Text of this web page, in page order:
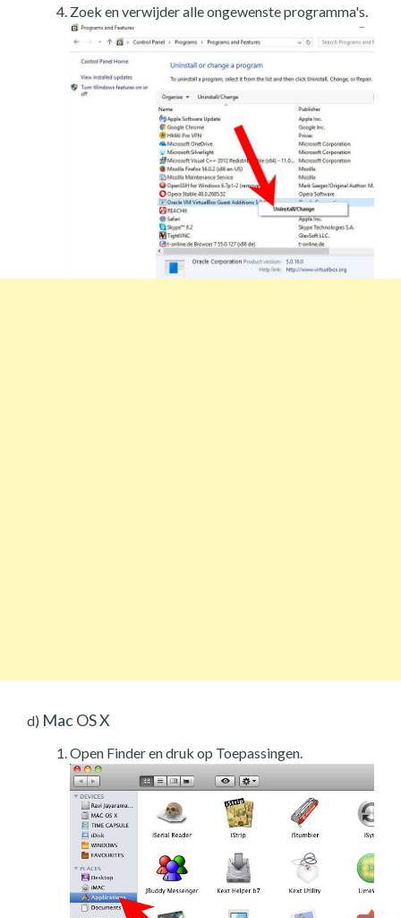
Zoek en verwijder alle ongewenste programma's.
d) Mac OS X
Open Finder en druk op Toepassingen.